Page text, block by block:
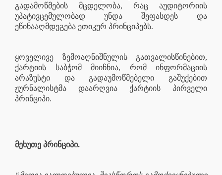
გადამოწმების მცდელობა, რაც აუდიტორიის
უპატივცემულობად უნდა შეფასდეს და
ეწინააღმდეგება ეთიკურ პრინციპებს.
ყოველივე ზემოაღნიშნულის გათვალისწინებით,
ქარტიის საბჭომ მიიჩნია, რომ ინფორმაციის
არაზუსტი და გადაუმოწმებელი გაშუქებით
ჟურნალისტმა დაარღვია ქარტიის პირველი
პრინციპი.
მეხუთე პრინციპი.